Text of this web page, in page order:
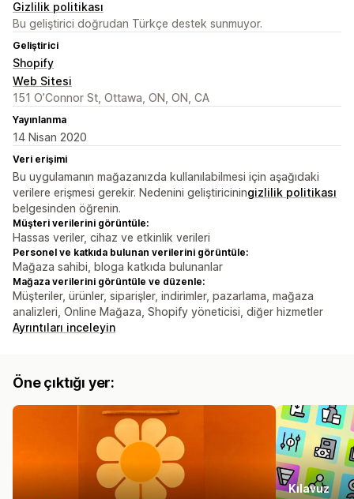
Gizlilik politikası
Bu geliştirici doğrudan Türkçe destek sunmuyor.
Geliştirici
Shopify
Web Sitesi
151 O’Connor St, Ottawa, ON, ON, CA
Yayınlanma
14 Nisan 2020
Veri erişimi
Bu uygulamanın mağazanızda kullanılabilmesi için aşağıdaki
verilere erişmesi gerekir. Nedenini geliştiriciningizlilik politikası
belgesinden öğrenin.
Müşteri verilerini görüntüle:
Hassas veriler, cihaz ve etkinlik verileri
Personel ve katkıda bulunan verilerini görüntüle:
Mağaza sahibi, bloga katkıda bulunanlar
Mağaza verilerini görüntüle ve düzenle:
Müşteriler, ürünler, siparişler, indirimler, pazarlama, mağaza
analizleri, Online Mağaza, Shopify yöneticisi, diğer hizmetler
Ayrıntıları inceleyin
Öne çıktığı yer:
Kılavuz